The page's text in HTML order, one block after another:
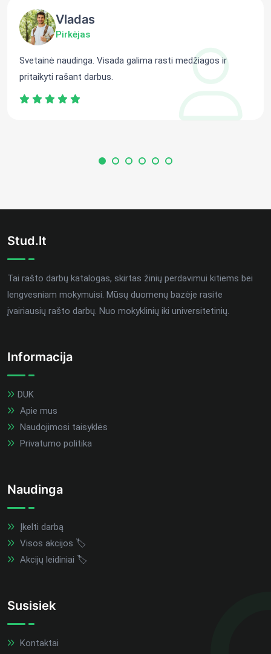
Vladas
Pirkėjas
Svetainė naudinga. Visada galima rasti medžiagos ir
pritaikyti rašant darbus.
Stud.lt
Tai rašto darbų katalogas, skirtas žinių perdavimui kitiems bei
lengvesniam mokymuisi. Mūsų duomenų bazėje rasite
įvairiausių rašto darbų. Nuo mokyklinių iki universitetinių.
Informacija
DUK
Apie mus
Naudojimosi taisyklės
Privatumo politika
Naudinga
Įkelti darbą
Visos akcijos 🏷️
Akcijų leidiniai 🏷️
Susisiek
Kontaktai